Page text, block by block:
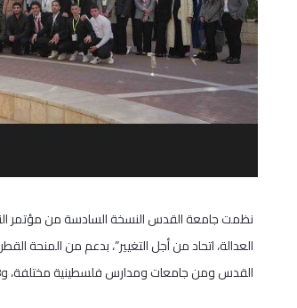
القدس ومن جامعات ومدارس فلسطينية مختلفة، و8 لجان تحدثت عن 16 موضوعًا مختلفًا على مدار يومين متتاليين.